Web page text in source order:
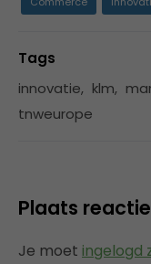
Tags
innovatie, klm,
tnweurope
Plaats reactie
Je moet ingelogd